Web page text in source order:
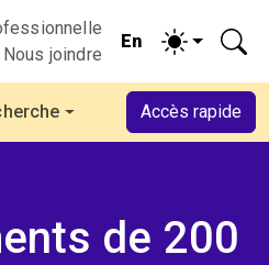
Nous joindre
Accès rapide
de 200